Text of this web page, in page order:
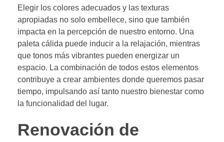
Elegir los colores adecuados y las texturas
apropiadas no solo embellece, sino que también
impacta en la percepción de nuestro entorno. Una
paleta cálida puede inducir a la relajación, mientras
que tonos más vibrantes pueden energizar un
espacio. La combinación de todos estos elementos
contribuye a crear ambientes donde queremos pasar
tiempo, impulsando así tanto nuestro bienestar como
la funcionalidad del lugar.
Renovación de